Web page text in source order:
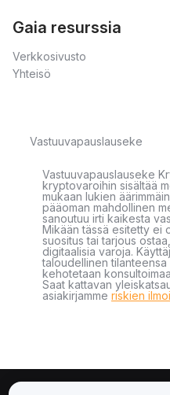
Gaia resurssia
Verkkosivusto
Yhteisö
Vastuuvapauslauseke
Vastuuvapauslauseke
kryptovaroihin sisältää
mukaan lukien
pääoman mahdollinen
sanoutuu irti kaikesta
Mikään tässä esitetty ei
suositus tai tarjous
digitaalisia varoja.
taloudellinen tilanteensa
kehotetaan
Saat kattavan
asiakirjamme riskien